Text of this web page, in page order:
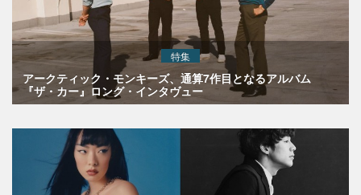
特集
アークティック・モンキーズ、通算7作目となるアルバム
『ザ・カー』ロング・インタヴュー